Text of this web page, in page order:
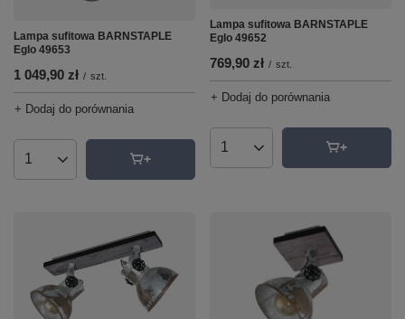
Lampa sufitowa BARNSTAPLE
Eglo 49653
1 049,90 zł / szt.
+ Dodaj do porównania
Ilość produktów
Lampa sufitowa BARNSTAPLE
Eglo 49652
769,90 zł / szt.
+ Dodaj do porównania
Ilość produktów